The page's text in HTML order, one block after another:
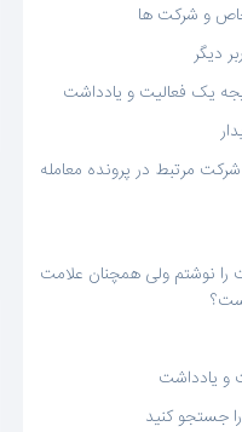
و شرکت ها
دیگر
یک فعالیت و یادداشت
مرتبط در پرونده معامله
را نوشتم ولی همچنان علامت
و یادداشت
جستجو کنید